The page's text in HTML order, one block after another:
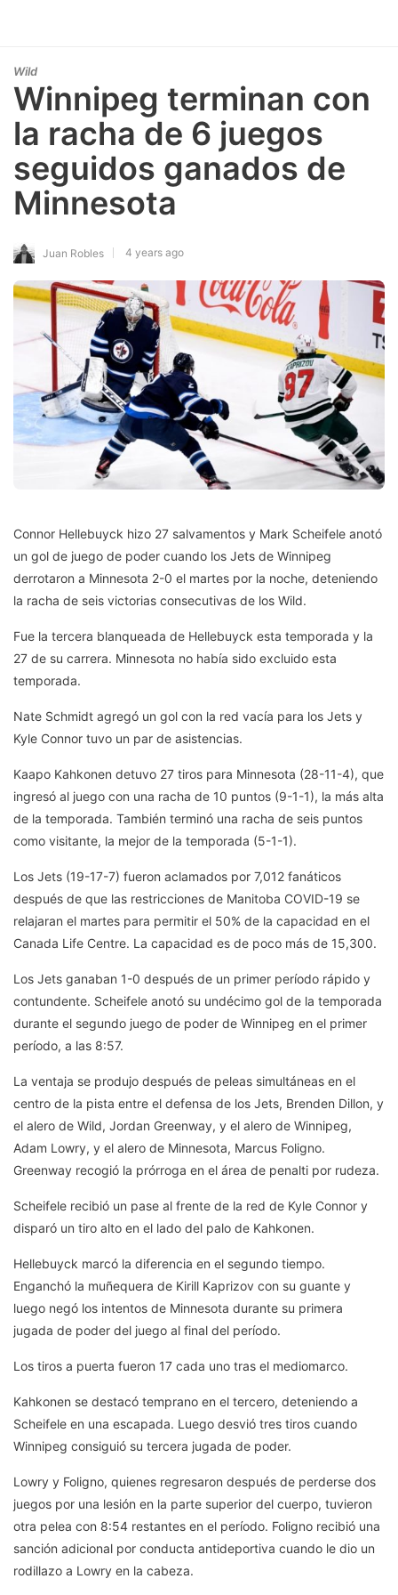
Wild
Winnipeg terminan con
la racha de 6 juegos
seguidos ganados de
Minnesota
Juan Robles 4 years ago
Connor Hellebuyck hizo 27 salvamentos y Mark Scheifele anotó
un gol de juego de poder cuando los Jets de Winnipeg
derrotaron a Minnesota 2-0 el martes por la noche, deteniendo
la racha de seis victorias consecutivas de los Wild.
Fue la tercera blanqueada de Hellebuyck esta temporada y la
27 de su carrera. Minnesota no había sido excluido esta
temporada.
Nate Schmidt agregó un gol con la red vacía para los Jets y
Kyle Connor tuvo un par de asistencias.
Kaapo Kahkonen detuvo 27 tiros para Minnesota (28-11-4), que
ingresó al juego con una racha de 10 puntos (9-1-1), la más alta
de la temporada. También terminó una racha de seis puntos
como visitante, la mejor de la temporada (5-1-1).
Los Jets (19-17-7) fueron aclamados por 7,012 fanáticos
después de que las restricciones de Manitoba COVID-19 se
relajaran el martes para permitir el 50% de la capacidad en el
Canada Life Centre. La capacidad es de poco más de 15,300.
Los Jets ganaban 1-0 después de un primer período rápido y
contundente. Scheifele anotó su undécimo gol de la temporada
durante el segundo juego de poder de Winnipeg en el primer
período, a las 8:57.
La ventaja se produjo después de peleas simultáneas en el
centro de la pista entre el defensa de los Jets, Brenden Dillon, y
el alero de Wild, Jordan Greenway, y el alero de Winnipeg,
Adam Lowry, y el alero de Minnesota, Marcus Foligno.
Greenway recogió la prórroga en el área de penalti por rudeza.
Scheifele recibió un pase al frente de la red de Kyle Connor y
disparó un tiro alto en el lado del palo de Kahkonen.
Hellebuyck marcó la diferencia en el segundo tiempo.
Enganchó la muñequera de Kirill Kaprizov con su guante y
luego negó los intentos de Minnesota durante su primera
jugada de poder del juego al final del período.
Los tiros a puerta fueron 17 cada uno tras el mediomarco.
Kahkonen se destacó temprano en el tercero, deteniendo a
Scheifele en una escapada. Luego desvió tres tiros cuando
Winnipeg consiguió su tercera jugada de poder.
Lowry y Foligno, quienes regresaron después de perderse dos
juegos por una lesión en la parte superior del cuerpo, tuvieron
otra pelea con 8:54 restantes en el período. Foligno recibió una
sanción adicional por conducta antideportiva cuando le dio un
rodillazo a Lowry en la cabeza.